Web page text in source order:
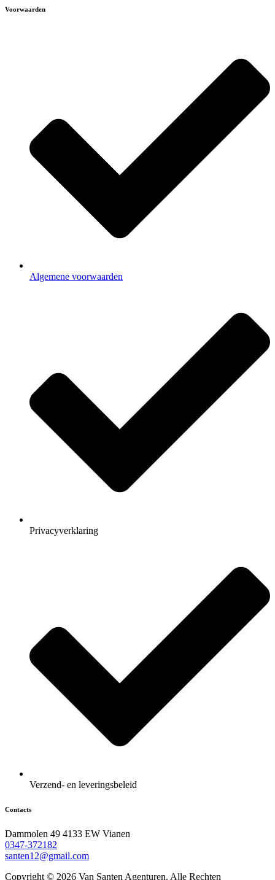
Voorwaarden
Algemene voorwaarden
Privacyverklaring
Verzend- en leveringsbeleid
Contacts
Dammolen 49 4133 EW Vianen
0347-372182
santen12@gmail.com
Copyright © 2026 Van Santen Agenturen. Alle Rechten